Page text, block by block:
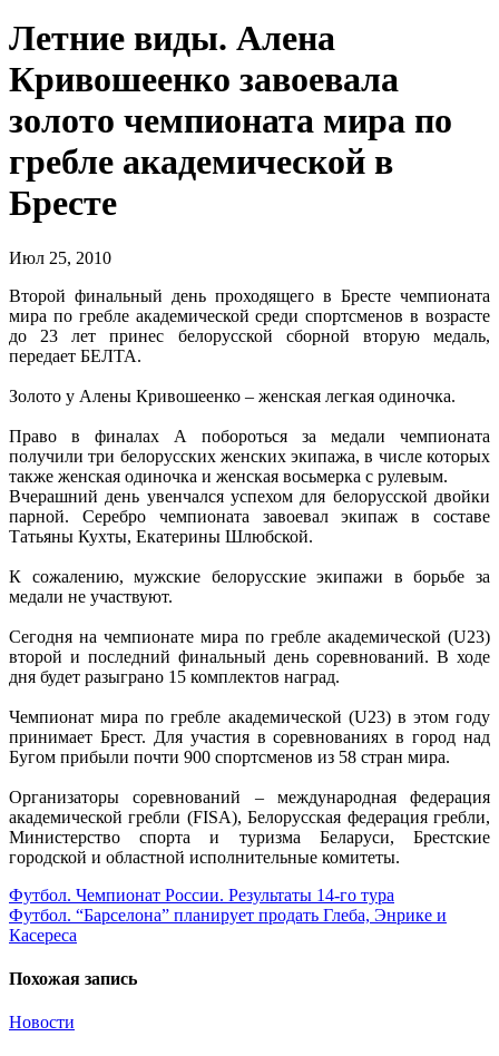
Летние виды. Алена
Кривошеенко завоевала
золото чемпионата мира по
гребле академической в
Бресте
Июл 25, 2010
Второй финальный день проходящего в Бресте чемпионата
мира по гребле академической среди спортсменов в возрасте
до 23 лет принес белорусской сборной вторую медаль,
передает БЕЛТА.
Золото у Алены Кривошеенко – женская легкая одиночка.
Право в финалах А побороться за медали чемпионата
получили три белорусских женских экипажа, в числе которых
также женская одиночка и женская восьмерка с рулевым.
Вчерашний день увенчался успехом для белорусской двойки
парной. Серебро чемпионата завоевал экипаж в составе
Татьяны Кухты, Екатерины Шлюбской.
К сожалению, мужские белорусские экипажи в борьбе за
медали не участвуют.
Сегодня на чемпионате мира по гребле академической (U23)
второй и последний финальный день соревнований. В ходе
дня будет разыграно 15 комплектов наград.
Чемпионат мира по гребле академической (U23) в этом году
принимает Брест. Для участия в соревнованиях в город над
Бугом прибыли почти 900 спортсменов из 58 стран мира.
Организаторы соревнований – международная федерация
академической гребли (FISA), Белорусская федерация гребли,
Министерство спорта и туризма Беларуси, Брестские
городской и областной исполнительные комитеты.
Навигация
по
Футбол. Чемпионат России. Результаты 14-го тура
Футбол. “Барселона” планирует продать Глеба, Энрике и
Касереса
Похожая запись
Новости